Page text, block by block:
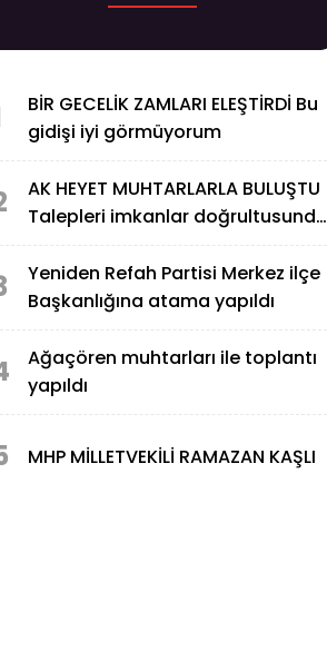
BİR GECELİK ZAMLARI ELEŞTİRDİ Bu
gidişi iyi görmüyorum
AK HEYET MUHTARLARLA BULUŞTU
Talepleri imkanlar doğrultusunda
Yeniden Refah Partisi Merkez ilçe
Başkanlığına atama yapıldı
Ağaçören muhtarları ile toplantı
yapıldı
MHP MİLLETVEKİLİ RAMAZAN KAŞLI